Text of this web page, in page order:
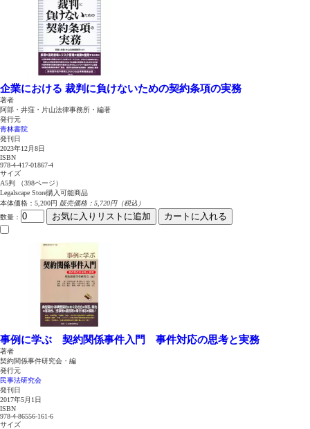
企業における 裁判に負けないための契約条項の実務
著者
阿部・井窪・片山法律事務所・編著
発行元
青林書院
発刊日
2023年12月8日
ISBN
978-4-417-01867-4
サイズ
A5判 （398ページ）
Legalscape Store購入可能商品
本体価格：5,200円 販売価格：5,720円（税込）
数量 ： お気に入りリストに追加 カートに入れる
事例に学ぶ 契約関係事件入門 事件対応の思考と実務
著者
契約関係事件研究会・編
発行元
民事法研究会
発刊日
2017年5月1日
ISBN
978-4-86556-161-6
サイズ